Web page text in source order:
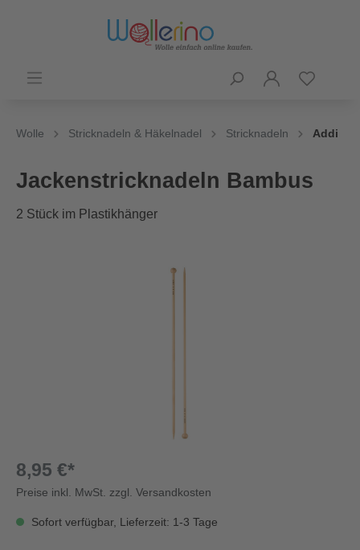
Wolle Stricknadeln & Häkelnadel Stricknadeln Addi
Jackenstricknadeln Bambus
2 Stück im Plastikhänger
8,95 €*
Preise inkl. MwSt. zzgl. Versandkosten
Sofort verfügbar, Lieferzeit: 1-3 Tage